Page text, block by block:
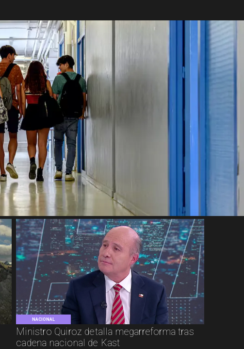
NACIONAL
Ministro Quiroz detalla megarreforma tras
cadena nacional de Kast